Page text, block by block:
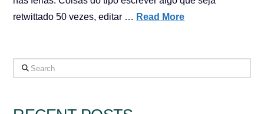
retwittado 50 vezes, editar … Read More
Search